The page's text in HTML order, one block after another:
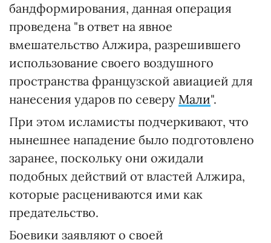
бандформирования, данная операция
проведена "в ответ на явное
вмешательство Алжира, разрешившего
использование своего воздушного
пространства французской авиацией для
нанесения ударов по северу Мали".
При этом исламисты подчеркивают, что
нынешнее нападение было подготовлено
заранее, поскольку они ожидали
подобных действий от властей Алжира,
которые расцениваются ими как
предательство.
Боевики заявляют о своей